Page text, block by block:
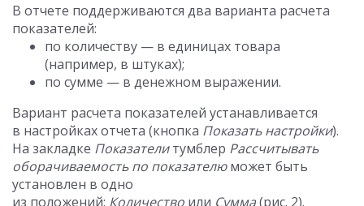
В отчете поддерживаются два варианта расчета
показателей:
по количеству — в единицах товара
(например, в штуках);
по сумме — в денежном выражении.
Вариант расчета показателей устанавливается
в настройках отчета (кнопка Показать настройки).
На закладке Показателитумблер Рассчитывать
оборачиваемость по показателюможет быть
установлен в одно
из положений: Количество или Сумма(рис. 2).